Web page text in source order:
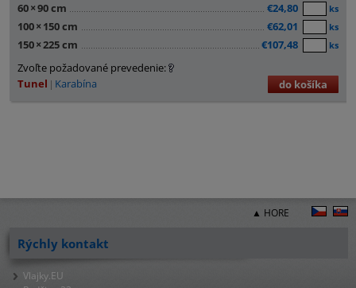
60×90 cm €24,80 ks
100× 150 cm €62,01 ks
150×225 cm €107,48 ks
Zvoľte požadované prevedenie:
Tunel
Karabína do košíka
▲ HORE
Rýchly kontakt
Vlajky.EU